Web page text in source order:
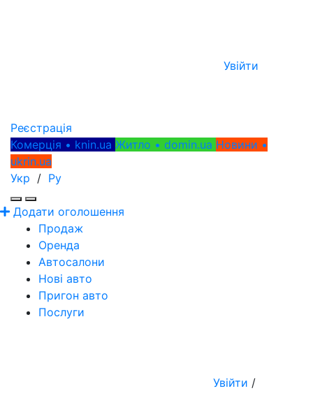
Увійти
Реєстрація
Комерція • knin.ua Житло • domin.ua Новини •
ukrin.ua
Укр / Ру
Додати оголошення
Продаж
Оренда
Автосалони
Нові авто
Пригон авто
Послуги
Увійти /